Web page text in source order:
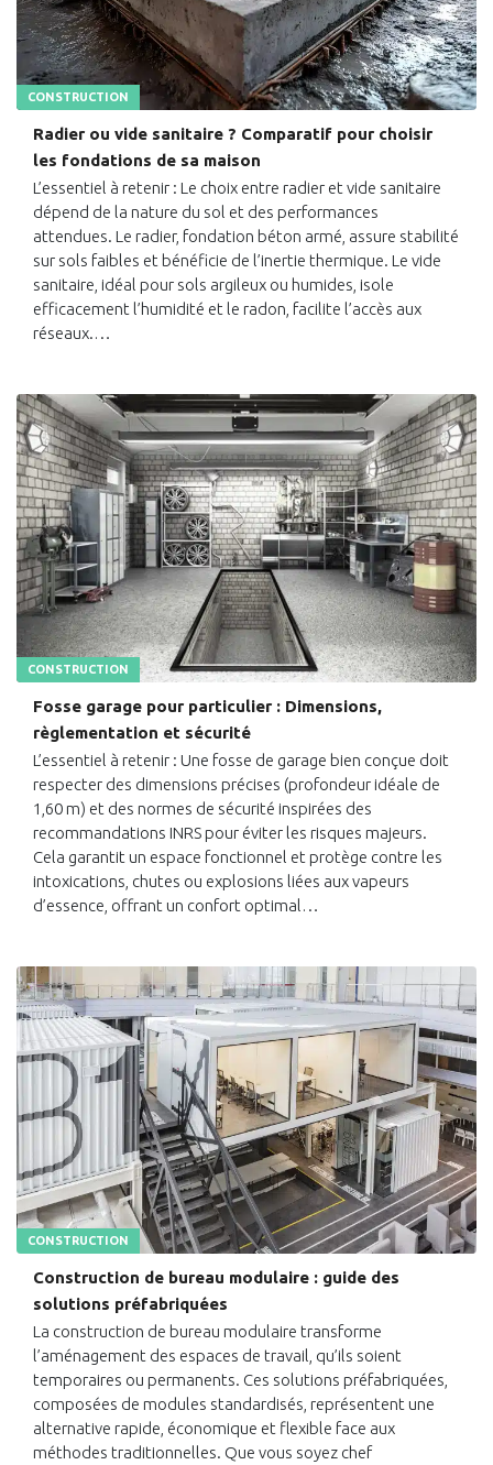
CONSTRUCTION
Radier ou vide sanitaire ? Comparatif pour choisir
les fondations de sa maison
L’essentiel à retenir : Le choix entre radier et vide sanitaire
dépend de la nature du sol et des performances
attendues. Le radier, fondation béton armé, assure stabilité
sur sols faibles et bénéficie de l’inertie thermique. Le vide
sanitaire, idéal pour sols argileux ou humides, isole
efficacement l’humidité et le radon, facilite l’accès aux
réseaux.…
CONSTRUCTION
Fosse garage pour particulier : Dimensions,
règlementation et sécurité
L’essentiel à retenir : Une fosse de garage bien conçue doit
respecter des dimensions précises (profondeur idéale de
1,60 m) et des normes de sécurité inspirées des
recommandations INRS pour éviter les risques majeurs.
Cela garantit un espace fonctionnel et protège contre les
intoxications, chutes ou explosions liées aux vapeurs
d’essence, offrant un confort optimal…
CONSTRUCTION
Construction de bureau modulaire : guide des
solutions préfabriquées
La construction de bureau modulaire transforme
l’aménagement des espaces de travail, qu’ils soient
temporaires ou permanents. Ces solutions préfabriquées,
composées de modules standardisés, représentent une
alternative rapide, économique et flexible face aux
méthodes traditionnelles. Que vous soyez chef